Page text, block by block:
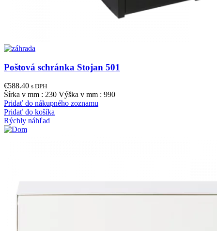
Poštová schránka Stojan 501
€588.40 s DPH
Šírka v mm : 230 Výška v mm : 990
Pridať do nákupného zoznamu
Pridať do košíka
Rýchly náhľad